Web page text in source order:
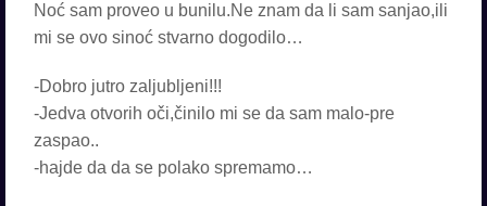
Noć sam proveo u bunilu.Ne znam da li sam sanjao,ili
mi se ovo sinoć stvarno dogodilo…
-Dobro jutro zaljubljeni!!!
-Jedva otvorih oči,činilo mi se da sam malo-pre
zaspao..
-hajde da da se polako spremamo…